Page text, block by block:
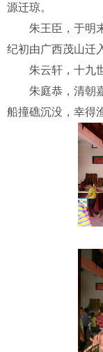
源迁琼。
朱王臣，于明
纪初由广西茂山迁
朱云轩，十九
朱庭恭，清朝
船撞礁沉没，幸得